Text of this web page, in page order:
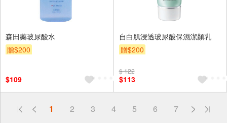
森田藥玻尿酸水
贈$200
$109
自白肌浸透玻尿酸保濕潔顏乳
贈$200
$ 122
$113
1 2 3 4 5 6 7
偏遠地區配送